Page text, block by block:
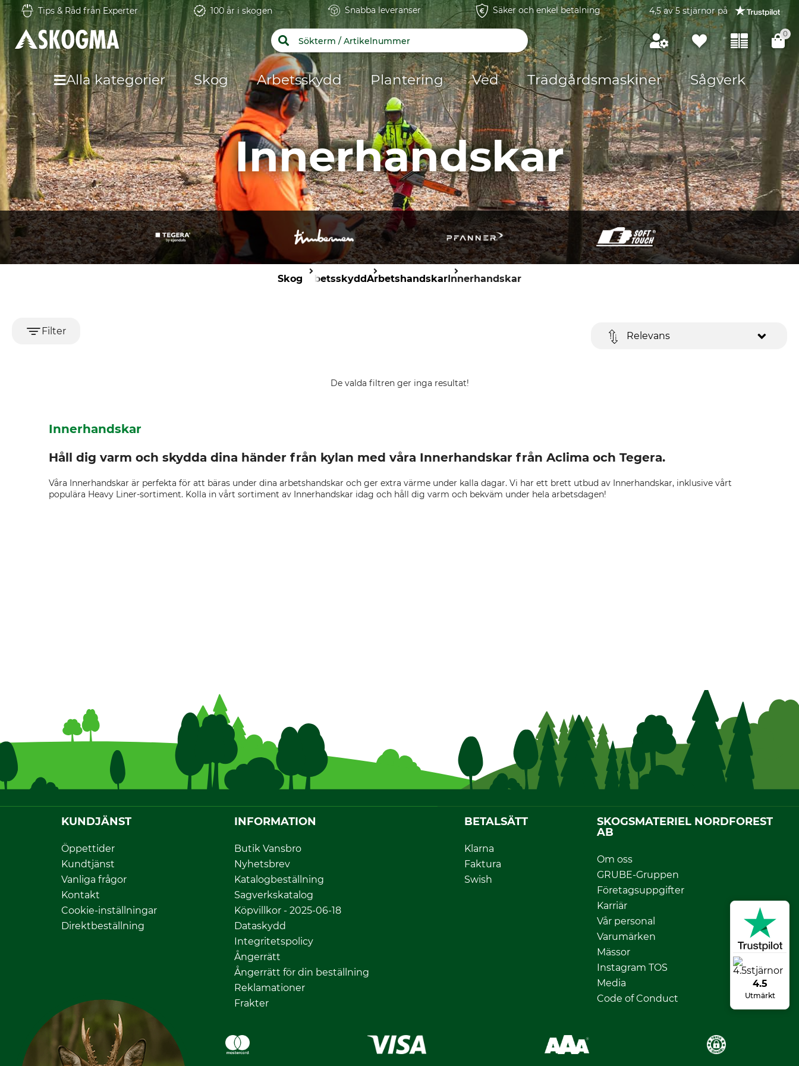
4.5
Utmärkt
Tips & Råd från Experter 100 år i skogen Snabba leveranser Säker och enkel betalning 4,5 av 5 stjärnor på
0
Alla kategorier Skog Arbetsskydd Plantering Ved Trädgårdsmaskiner Sågverk
Innerhandskar
Skog ArbetsskyddArbetshandskarInnerhandskar
Filter Relevans
De valda filtren ger inga resultat!
Innerhandskar
Håll dig varm och skydda dina händer från kylan med våra Innerhandskar från Aclima och Tegera.
Våra Innerhandskar är perfekta för att bäras under dina arbetshandskar och ger extra värme under kalla dagar. Vi har ett brett utbud av Innerhandskar, inklusive vårt
populära Heavy Liner-sortiment. Kolla in vårt sortiment av Innerhandskar idag och håll dig varm och bekväm under hela arbetsdagen!
KUNDJÄNST
Öppettider
Kundtjänst
Vanliga frågor
Kontakt
Cookie-inställningar
Direktbeställning
INFORMATION
Butik Vansbro
Nyhetsbrev
Katalogbeställning
Sagverkskatalog
Köpvillkor - 2025-06-18
Dataskydd
Integritetspolicy
Ångerrätt
Ångerrätt för din beställning
Reklamationer
Frakter
BETALSÄTT
Klarna
Faktura
Swish
SKOGSMATERIEL NORDFOREST
AB
Om oss
GRUBE-Gruppen
Företagsuppgifter
Karriär
Vår personal
Varumärken
Mässor
Instagram TOS
Media
Code of Conduct